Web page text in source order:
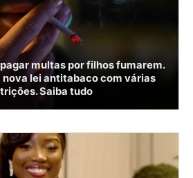
multas por filhos fumarem.
nova lei antitabaco com várias
Saiba tudo